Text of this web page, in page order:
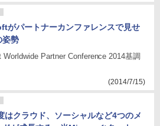
がパートナーカンファレンスで見せ
姿勢
Worldwide Partner Conference 2014基調
(2014/7/15)
はクラウド、ソーシャルなど4つのメ